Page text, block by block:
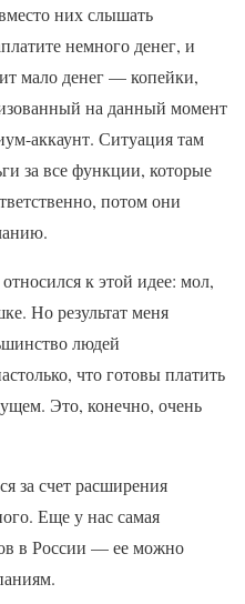
них слышать
немного денег, и
мало денег — копейки,
на данный момент
аккаунт. Ситуация там
за все функции, которые
потом они
к этой идее: мол,
Но результат меня
людей
что готовы платить
Это, конечно, очень
за счет расширения
Еще у нас самая
в России — ее можно